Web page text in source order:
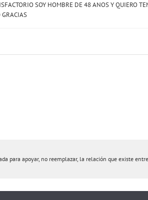
SOY HOMBRE DE 48 ANOS Y QUIERO
para apoyar, no reemplazar, la relación que existe